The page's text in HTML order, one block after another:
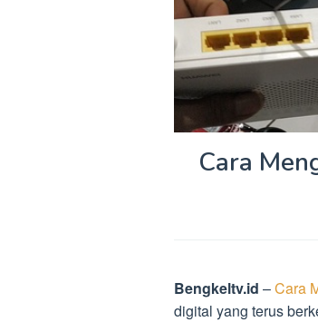
Cara
Bengkeltv.id –Cara
digital yang terus